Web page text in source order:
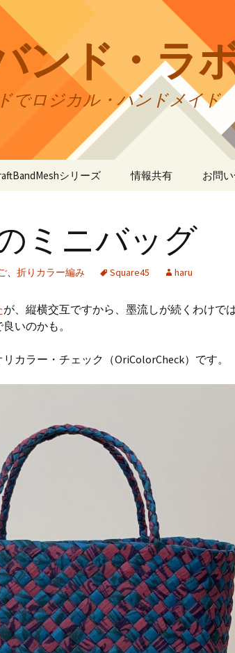
ンド・ラ
でロジカル・ハンドメイド
シリーズ
CraftBandMesh出力例
CraftBandSquare45使用
CraftBandSquare45出力
CraftBandKnot使用例
CraftBandKnot出力例
初回起動手順と始め方
ータについて
情報共有
ユーザーズフォーラム
ユーザー作品集
リンク・リンク
お問
ミニバッグ
、 折りカラー編み Square45 haru
が、縦横交互ですから、墨流しが続くわけでは
いのかも。
カラー・チェック（OriColorCheck）です。